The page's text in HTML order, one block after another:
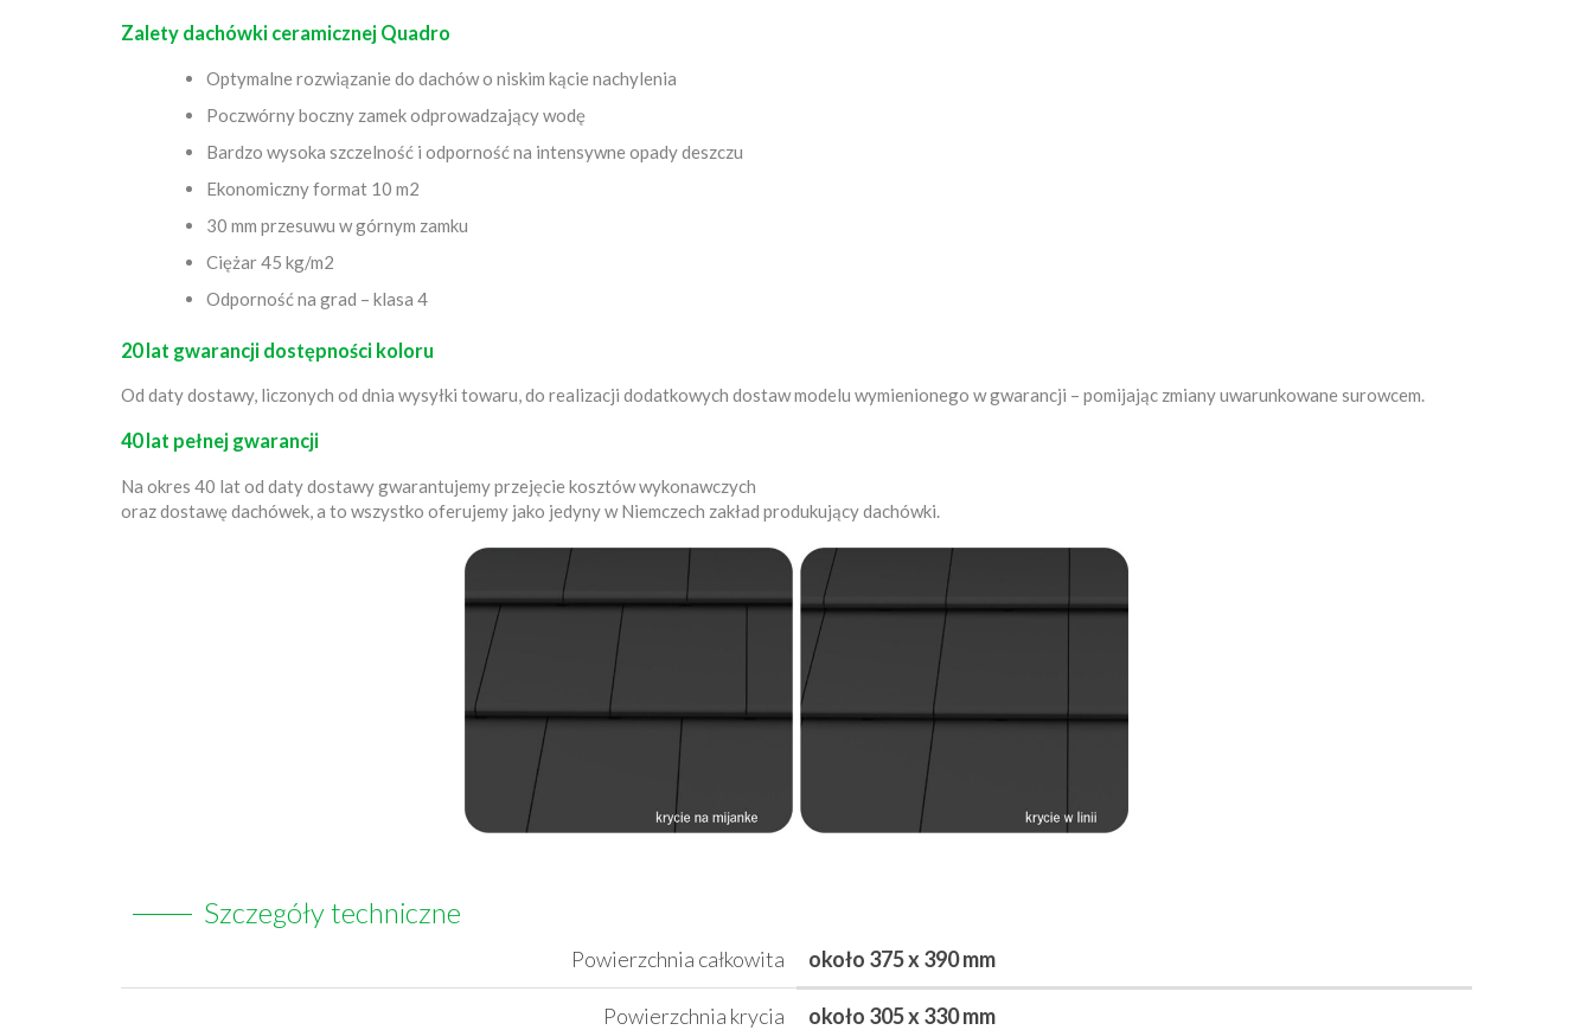
Zalety dachówki ceramicznej Quadro
Optymalne rozwiązanie do dachów o niskim kącie nachylenia
Poczwórny boczny zamek odprowadzający wodę
Bardzo wysoka szczelność i odporność na intensywne opady deszczu
Ekonomiczny format 10 m2
30 mm przesuwu w górnym zamku
Ciężar 45 kg/m2
Odporność na grad – klasa 4
20 lat gwarancji dostępności koloru
Od daty dostawy, liczonych od dnia wysyłki towaru, do realizacji dodatkowych dostaw modelu wymienionego w gwarancji – pomijając zmiany uwarunkowane surowcem.
40 lat pełnej gwarancji
Na okres 40 lat od daty dostawy gwarantujemy przejęcie kosztów wykonawczych
oraz dostawę dachówek, a to wszystko oferujemy jako jedyny w Niemczech zakład produkujący dachówki.
Szczegóły techniczne
Powierzchnia całkowita około 375 x 390 mm
Powierzchnia krycia około 305 x 330 mm